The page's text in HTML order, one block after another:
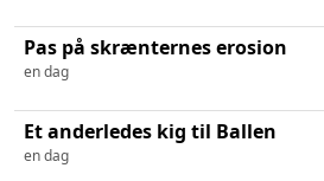
Pas på skrænternes erosion
en dag
Et anderledes kig til Ballen
en dag